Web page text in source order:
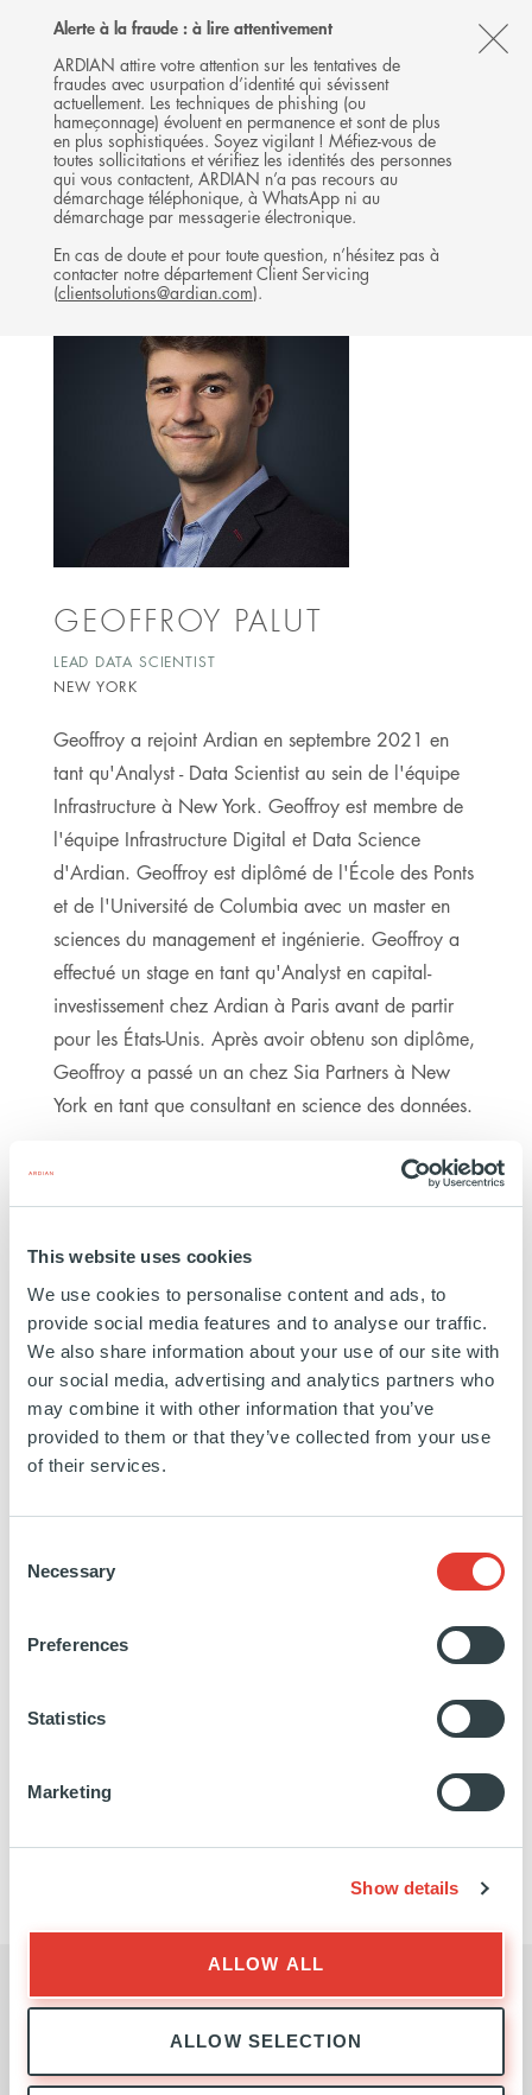
This website uses cookies
We use cookies to personalise content and ads, to
provide social media features and to analyse our traffic.
We also share information about your use of our site with
our social media, advertising and analytics partners who
may combine it with other information that you’ve
provided to them or that they’ve collected from your use
of their services.
Selection
Necessary
Preferences
Statistics
Marketing
Show details
ALLOW ALL
ALLOW SELECTION
Alerte à la fraude : à lire attentivement
ARDIAN attire votre attention sur les tentatives de
fraudes avec usurpation d’identité qui sévissent
actuellement. Les techniques de phishing (ou
hameçonnage) évoluent en permanence et sont de plus
en plus sophistiquées. Soyez vigilant ! Méfiez-vous de
toutes sollicitations et vérifiez les identités des personnes
qui vous contactent, ARDIAN n’a pas recours au
démarchage téléphonique, à WhatsApp ni au
démarchage par messagerie électronique.
En cas de doute et pour toute question, n’hésitez pas à
contacter notre département Client Servicing
(clientsolutions@ardian.com).
Follow
Ardian
on
X
Follow
Ardian
on
LinkedIn
Follow
Ardian
on
YouTube
Ardian
on
Jobs
on
LinkedIn
MENU
L'ÉQUIPE
INFRASTRUCTURE
GEOFFROY PALUT
LEAD DATA SCIENTIST
NEW YORK
Geoffroy a rejoint Ardian en septembre 2021 en
tant qu'Analyst - Data Scientist au sein de l'équipe
Infrastructure à New York. Geoffroy est membre de
l'équipe Infrastructure Digital et Data Science
d'Ardian. Geoffroy est diplômé de l'École des Ponts
et de l'Université de Columbia avec un master en
sciences du management et ingénierie. Geoffroy a
effectué un stage en tant qu'Analyst en capital-
investissement chez Ardian à Paris avant de partir
pour les États-Unis. Après avoir obtenu son diplôme,
Geoffroy a passé un an chez Sia Partners à New
York en tant que consultant en science des données.
École des Ponts - Columbia University
https://www.linkedin.com/in/geoffroy-
palut/
EXPERTISE
DEMANDE DE RENSEIGNEMENTS
Contacter l'équipe Infrastructure